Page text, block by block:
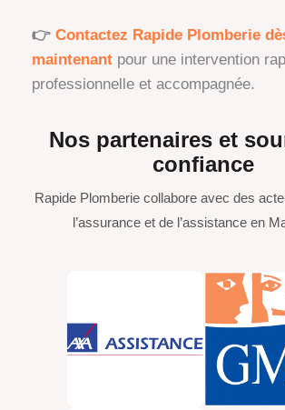
👉 Contactez Rapide Plomberie
maintenant pour une intervention
professionnelle et accompagnée.
Nos partenaires et
confiance
Rapide Plomberie collabore avec des
l’assurance et de l’assistance en